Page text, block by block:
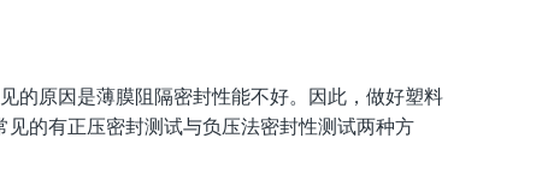
的原因是薄膜阻隔密封性能不好。因此，做好塑料
的有正压密封测试与负压法密封性测试两种方